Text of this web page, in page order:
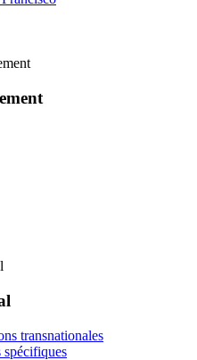
transnationales
spécifiques